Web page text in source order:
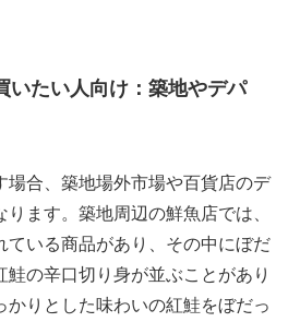
いたい人向け：築地やデパ
場合、築地場外市場や百貨店のデ
ます。築地周辺の鮮魚店では、
ている商品があり、その中にぼだ
鮭の辛口切り身が並ぶことがあり
かりとした味わいの紅鮭をぼだっ